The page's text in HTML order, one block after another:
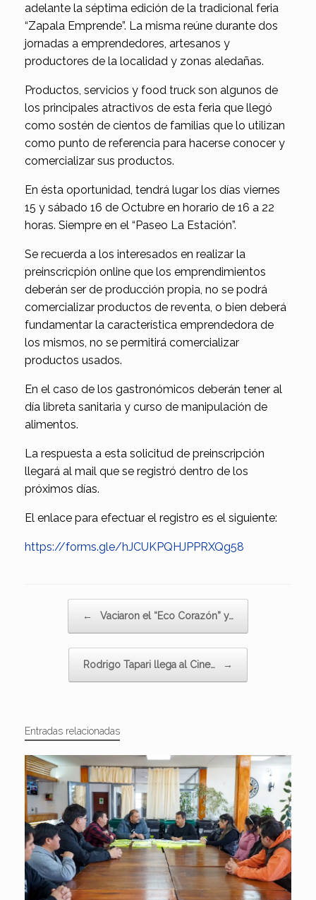
adelante la séptima edición de la tradicional feria
“Zapala Emprende”. La misma reúne durante dos
jornadas a emprendedores, artesanos y
productores de la localidad y zonas aledañas.
Productos, servicios y food truck son algunos de
los principales atractivos de esta feria que llegó
como sostén de cientos de familias que lo utilizan
como punto de referencia para hacerse conocer y
comercializar sus productos.
En ésta oportunidad, tendrá lugar los días viernes
15 y sábado 16 de Octubre en horario de 16 a 22
horas. Siempre en el “Paseo La Estación”.
Se recuerda a los interesados en realizar la
preinscricpión online que los emprendimientos
deberán ser de producción propia, no se podrá
comercializar productos de reventa, o bien deberá
fundamentar la característica emprendedora de
los mismos, no se permitirá comercializar
productos usados.
En el caso de los gastronómicos deberán tener al
día libreta sanitaria y curso de manipulación de
alimentos.
La respuesta a esta solicitud de preinscripción
llegará al mail que se registró dentro de los
próximos días.
El enlace para efectuar el registro es el siguiente:
https://forms.gle/hJCUKPQHJPPRXQg58
← Vaciaron el “Eco Corazón” y…
Rodrigo Tapari llega al Cine… →
Entradas relacionadas